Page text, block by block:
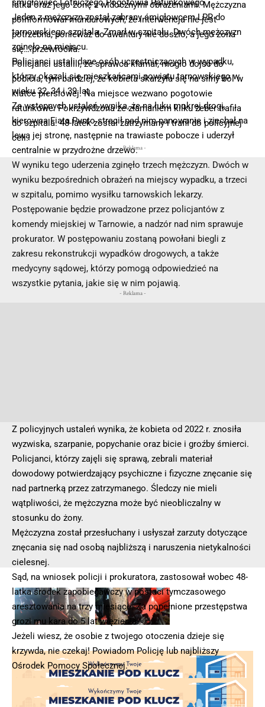
Jeden z mężczyzn został zabrany śmigłowcem LPR do
tarnowskiego szpitala. Zmarł w szpitalu. Dwóch mężczyzn
zginęło na miejscu.
Policjanci ustali dane osób uczestniczących w wypadku,
którzy okazali się mieszkańcami powiatu tarnowskiego w
wieku 32, 34 i 39 lat.
Ze wstępnych ustaleń wynika, że na łuku mokrej drogi,
kierowca Fiata Punto stracił nad nim panowanie i zjechał na
lewą jej stronę, następnie na trawiaste pobocze i uderzył
centralnie w przydrożne drzewo.
W wyniku tego uderzenia zginęło trzech mężczyzn. Dwóch w
wyniku bezpośrednich obrażeń na miejscy wypadku, a trzeci
w szpitalu, pomimo wysiłku tarnowskich lekarzy.
Postępowanie będzie prowadzone przez policjantów z
komendy miejskiej w Tarnowie, a nadzór nad nim sprawuje
prokurator. W postępowaniu zostaną powołani biegli z
zakresu rekonstrukcji wypadków drogowych, a także
medycyny sądowej, którzy pomogą odpowiedzieć na
wszystkie pytania, jakie się w nim pojawią.
- Reklama -
latka oraz jego żonę z widocznymi obrażeniami. Mężczyzna
poinformował mundurowych, że interwencja nie jest
potrzebna, ponieważ do awantury nie doszło, a jego żona
się… przewróciła.
Policjanci ustalili, że sprawca kłamał, mogło dojść do
pobicia, tym bardziej, że kobieta skarżyła się na silny ból w
klatce piersiowej. Na miejsce wezwano pogotowie
ratunkowe. Pokrzywdzona ze złamaniem kilku żeber trafiła
do szpitala. 48-latek został zatrzymany i trafił do policyjnej
celi.
- Reklama -
Z policyjnych ustaleń wynika, że kobieta od 2022 r. znosiła
wyzwiska, szarpanie, popychanie oraz bicie i groźby śmierci.
Policjanci, którzy zajęli się sprawą, zebrali materiał
dowodowy potwierdzający psychiczne i fizyczne znęcanie się
nad partnerką przez zatrzymanego. Śledczy nie mieli
wątpliwości, że mężczyzna może być nieobliczalny w
stosunku do żony.
Mężczyzna został przesłuchany i usłyszał zarzuty dotyczące
znęcania się nad osobą najbliższą i naruszenia nietykalności
cielesnej.
Sąd, na wniosek policji i prokuratora, zastosował wobec 48-
latka środek zapobiegawczy w postaci tymczasowego
aresztowania na trzy miesiące. Za popełnione przestępstwa
grozi mu kara do 5 lat więzienia.
Jeżeli wiesz, że osobie z twojego otoczenia dzieje się
krzywda, nie czekaj! Powiadom Policję lub najbliższy
Ośrodek Pomocy Społecznej.